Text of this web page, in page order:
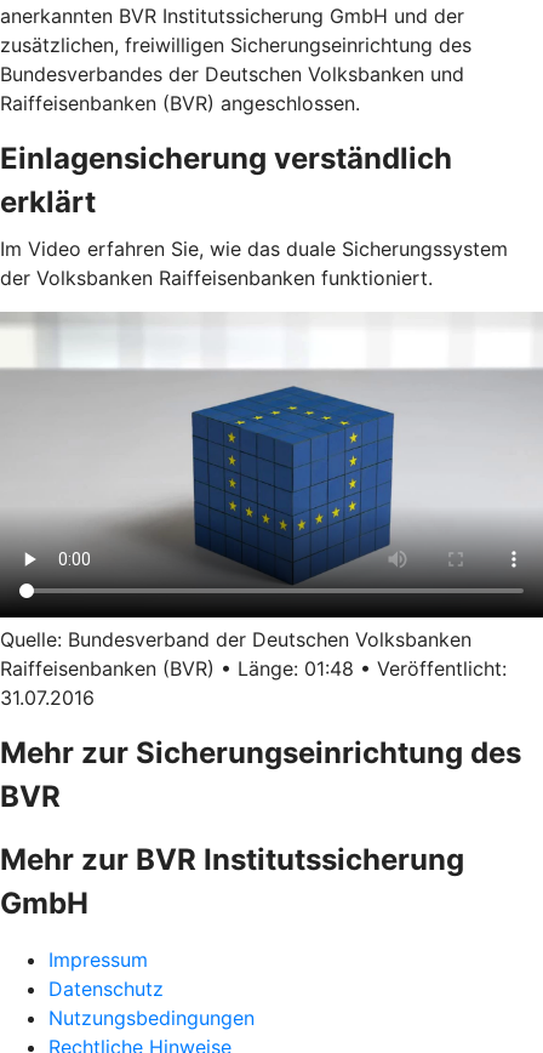
anerkannten BVR Institutssicherung GmbH und der
zusätzlichen, freiwilligen Sicherungseinrichtung des
Bundesverbandes der Deutschen Volksbanken und
Raiffeisenbanken (BVR) angeschlossen.
Einlagensicherung verständlich
erklärt
Im Video erfahren Sie, wie das duale Sicherungssystem
der Volksbanken Raiffeisenbanken funktioniert.
Quelle: Bundesverband der Deutschen Volksbanken
Raiffeisenbanken (BVR) • Länge: 01:48 • Veröffentlicht:
31.07.2016
Mehr zur Sicherungseinrichtung des
BVR
Mehr zur BVR Institutssicherung
GmbH
Impressum
Datenschutz
Nutzungsbedingungen
Rechtliche Hinweise